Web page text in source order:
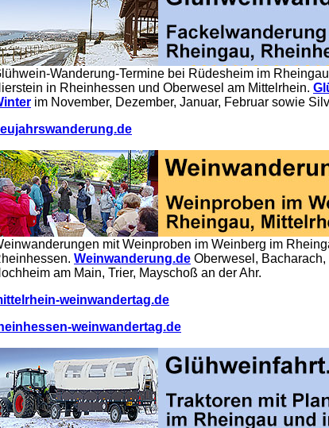
Wanderung-Termine bei Rüdesheim im
in Rheinhessen und Oberwesel am Mittelrhein.
im November, Dezember, Januar, Februar sowie
mit Weinproben im Weinberg im
Weinwanderung.de Oberwesel,
am Main, Trier, Mayschoß an der Ahr.
weinwandertag.de
weinwandertag.de